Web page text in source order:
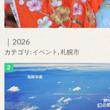
｜2026
カテゴリ:イベント,札幌市